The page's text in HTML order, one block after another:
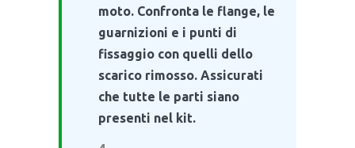
moto. Confronta le flange, le
guarnizioni e i punti di
fissaggio con quelli dello
scarico rimosso. Assicurati
che tutte le parti siano
presenti nel kit.